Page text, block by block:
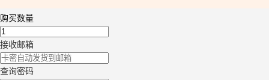
购买数量
接收邮箱
查询密码